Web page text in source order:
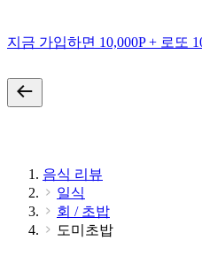
지금 가입하면 10,000P + 로또
음식 리뷰
일식
회 / 초밥
도미초밥